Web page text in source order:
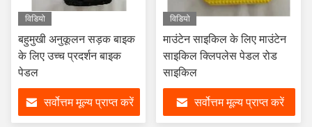
विडियो
बहुमुखी अनुकूलन सड़क बाइक
के लिए उच्च प्रदर्शन बाइक
पेडल
सर्वोत्तम मूल्य प्राप्त करें
विडियो
माउंटेन साइकिल के लिए माउंटेन
साइकिल क्लिपलेस पेडल रोड
साइकिल
सर्वोत्तम मूल्य प्राप्त करें